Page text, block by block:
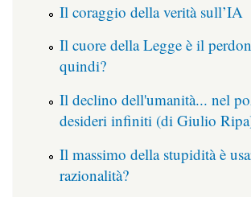
Il coraggio della verità sull’IA
Il cuore della Legge è il
quindi?
Il declino dell'umanità... nel
desideri infiniti (di Giulio
Il massimo della stupidità è
razionalità?